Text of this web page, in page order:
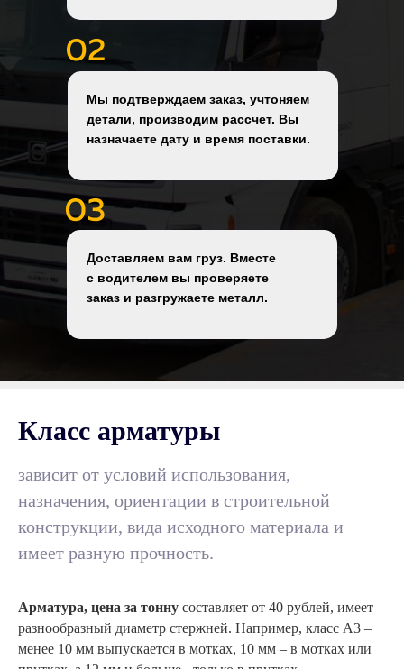
Мы подтверждаем заказ, учтоняем
детали, производим рассчет. Вы
назначаете дату и время поставки.
Доставляем вам груз. Вместе
с водителем вы проверяете
заказ и разгружаете металл.
Класс арматуры
зависит от условий использования,
назначения, ориентации в строительной
конструкции, вида исходного материала и
имеет разную прочность.
Арматура, цена за тонну составляет от 40 рублей, имеет
разнообразный диаметр стержней. Например, класс А3 –
менее 10 мм выпускается в мотках, 10 мм – в мотках или